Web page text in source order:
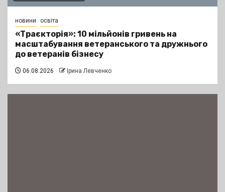
новини освіта
«Траєкторія»: 10 мільйонів гривень на
масштабування ветеранського та дружнього
до ветеранів бізнесу
06.08.2026 Ірина Левченко